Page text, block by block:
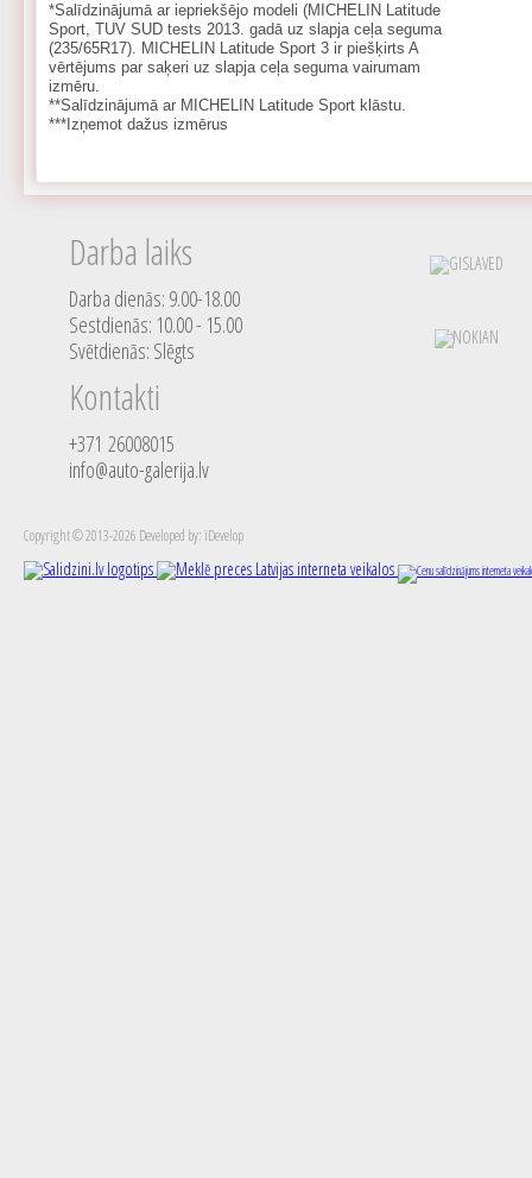
*Salīdzinājumā ar iepriekšējo modeli (MICHELIN Latitude
Sport, TUV SUD tests 2013. gadā uz slapja ceļa seguma
(235/65R17). MICHELIN Latitude Sport 3 ir piešķirts A
vērtējums par saķeri uz slapja ceļa seguma vairumam
izmēru.
**Salīdzinājumā ar MICHELIN Latitude Sport klāstu.
***Izņemot dažus izmērus
Darba laiks
Darba dienās: 9.00-18.00
Sestdienās: 10.00 - 15.00
Svētdienās: Slēgts
Kontakti
+371 26008015
info@auto-galerija.lv
Copyright © 2013-2026 Developed by: iDevelop